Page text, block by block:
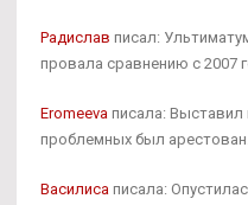
Радислав писал:
провала сравнению с 2007
Eromeeva писала:
проблемных был
Василиса писала: